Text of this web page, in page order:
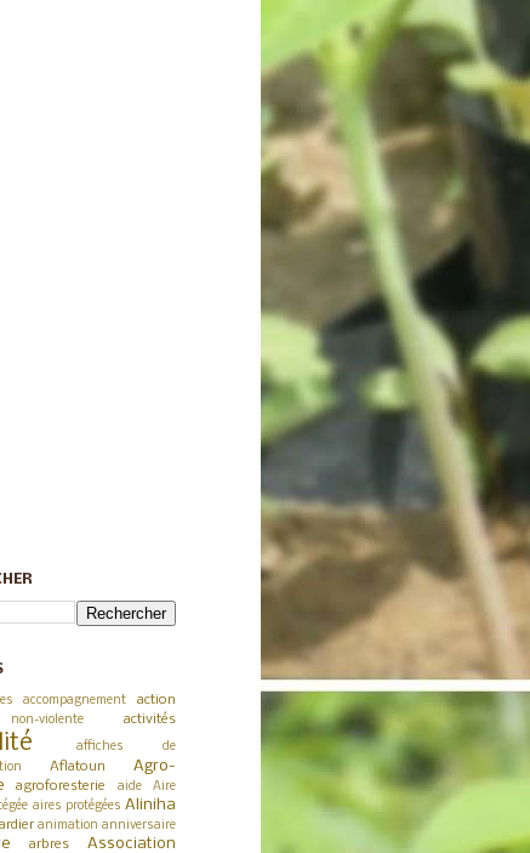
accompagnement action
violente activités
affiches de
Aflatoun
Agro-
agroforesterie aide
Aire
aires protégées Aliniha
animation anniversaire
arbres
Association